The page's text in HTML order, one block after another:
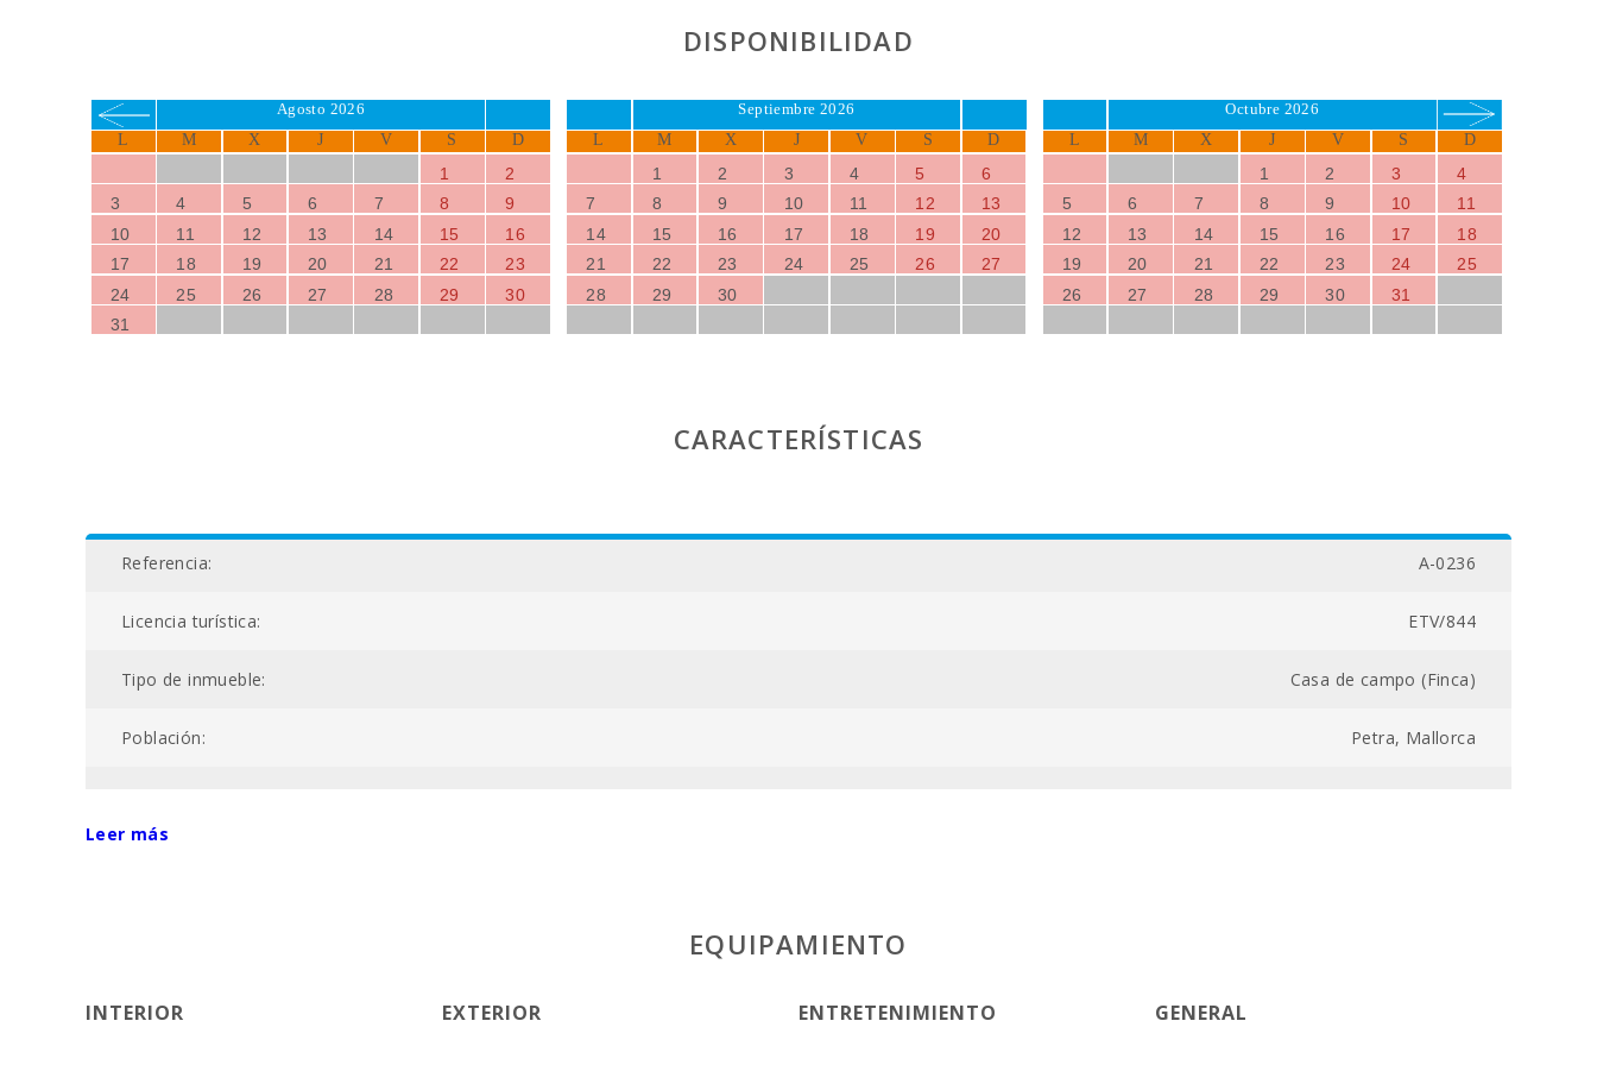
DISPONIBILIDAD
Agosto 2026
L M X J V S D
1
2
3
4 5 6 7 8
9
10
11 12 13 14 15
16
17
18 19 20 21 22
23
24
25 26 27 28 29
30
31
Septiembre 2026
L M X J V S D
1 2 3 4 5
6
7
8 9 10 11 12
13
14
15 16 17 18 19
20
21
22 23 24 25 26
27
28
29 30
Octubre 2026
L M X J V S D
1 2 3
4
5
6 7 8 9 10
11
12
13 14 15 16 17
18
19
20 21 22 23 24
25
26
27 28 29 30 31
CARACTERÍSTICAS
Referencia: A-0236
Licencia turística: ETV/844
Tipo de inmueble: Casa de campo (Finca)
Población: Petra, Mallorca
Leer más
EQUIPAMIENTO
INTERIOR EXTERIOR ENTRETENIMIENTO GENERAL